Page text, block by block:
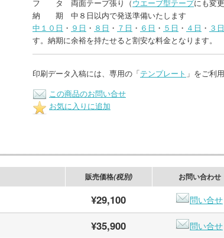
フ タ 両面テープ張り（ウエーブ型テープにも変
納 期 中８日以内で発送準備いたします
中１０日 ・ ９日 ・ ８日 ・ ７日 ・ ６日 ・ ５日 ・ ４日 ・ ３日
す。納期に余裕を持たせると割安な料金となります。
印刷データ入稿には、専用の「テンプレート 」をご利
この商品のお問い合せ
お気に入りに追加
販売価格(税別) お問い合わせ
¥29,100 問い合せ
¥35,900 問い合せ